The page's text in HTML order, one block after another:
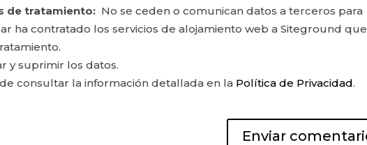
de tratamiento: No se ceden o comunican datos a terceros para
ha contratado los servicios de alojamiento web a Siteground que
y suprimir los datos.
consultar la información detallada en la Política de Privacidad.